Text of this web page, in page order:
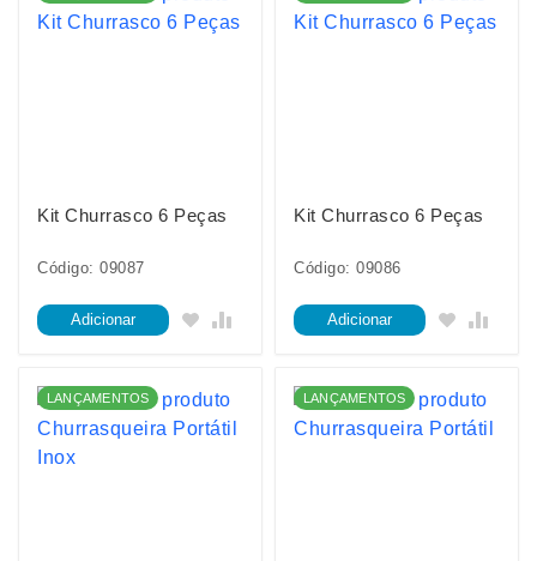
Kit Churrasco 6 Peças
Código: 09087
Adicionar
Kit Churrasco 6 Peças
Código: 09086
Adicionar
LANÇAMENTOS LANÇAMENTOS